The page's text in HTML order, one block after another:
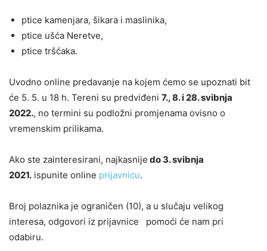
ptice kamenjara, šikara i maslinika,
ptice ušća Neretve,
ptice tršćaka.
Uvodno online predavanje na kojem ćemo se upoznati bit
će 5. 5. u 18 h. Tereni su predviđeni 7., 8. i 28. svibnja
2022., no termini su podložni promjenama ovisno o
vremenskim prilikama.
Ako ste zainteresirani, najkasnije do 3. svibnja
2021. ispunite online prijavnicu.
Broj polaznika je ograničen (10), a u slučaju velikog
interesa, odgovori iz prijavnice pomoći će nam pri
odabiru.